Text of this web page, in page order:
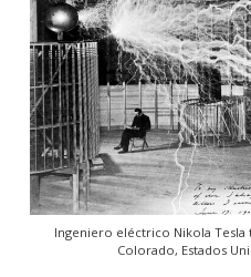
Ingeniero eléctrico Nikola
Colorado, Estados